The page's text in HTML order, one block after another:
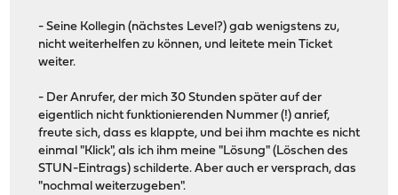
- Seine Kollegin (nächstes Level?) gab wenigstens zu,
nicht weiterhelfen zu können, und leitete mein Ticket
weiter.
- Der Anrufer, der mich 30 Stunden später auf der
eigentlich nicht funktionierenden Nummer (!) anrief,
freute sich, dass es klappte, und bei ihm machte es nicht
einmal "Klick", als ich ihm meine "Lösung" (Löschen des
STUN-Eintrags) schilderte. Aber auch er versprach, das
"nochmal weiterzugeben".